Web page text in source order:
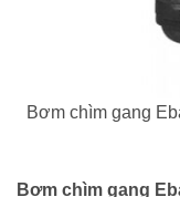
Bơm chìm gang
Bơm chìm gang